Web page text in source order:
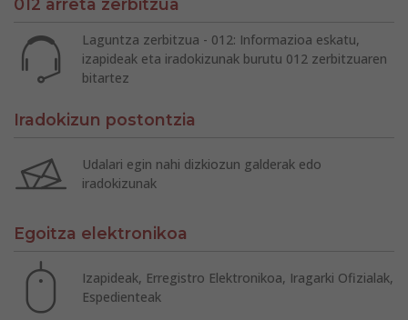
012 arreta zerbitzua
Laguntza zerbitzua - 012: Informazioa eskatu,
izapideak eta iradokizunak burutu 012 zerbitzuaren
bitartez
Iradokizun postontzia
Udalari egin nahi dizkiozun galderak edo
iradokizunak
Egoitza elektronikoa
Izapideak, Erregistro Elektronikoa, Iragarki Ofizialak,
Espedienteak